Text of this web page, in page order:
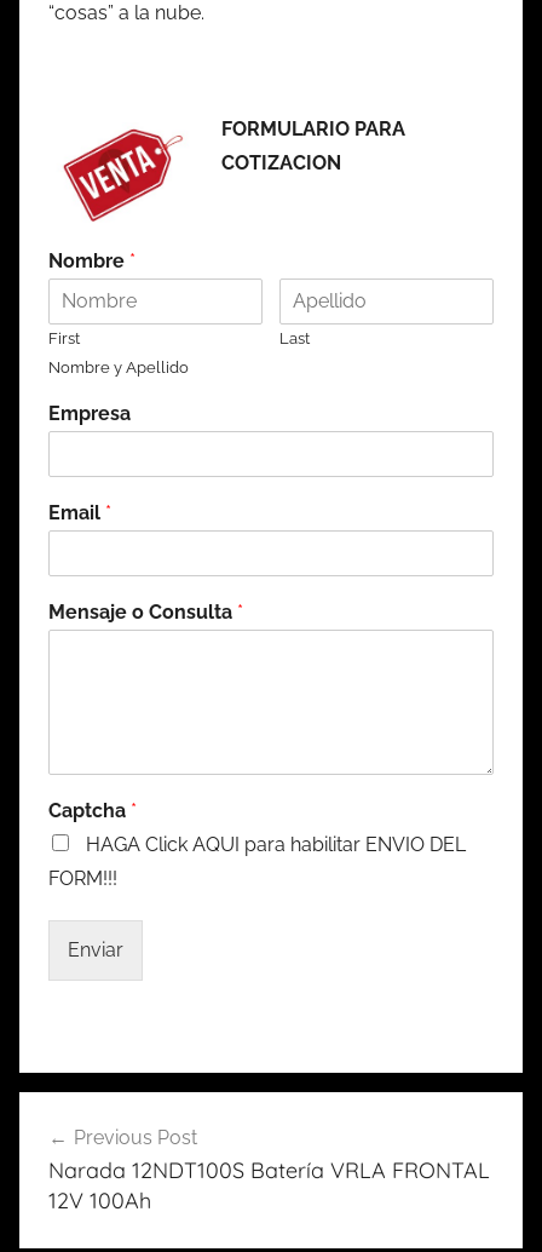
“cosas” a la nube.
FORMULARIO PARA
COTIZACION
Nombre *
First
Last
Nombre y Apellido
Empresa
Email *
Mensaje o Consulta *
Captcha *
HAGA Click AQUI para habilitar ENVIO DEL
FORM!!!
Enviar
Navegación
de
Previous Post
Narada 12NDT100S Batería VRLA FRONTAL
12V 100Ah